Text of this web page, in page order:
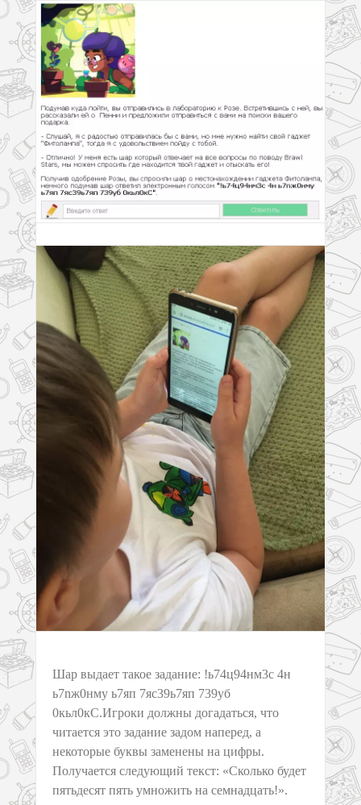
Шар выдает такое задание: !ь74ц94нм3с 4н
ь7nж0нму ь7яп 7яс39ь7яп 739уб
0кьл0кС.Игроки должны догадаться, что
читается это задание задом наперед, а
некоторые буквы заменены на цифры.
Получается следующий текст: «Сколько будет
пятьдесят пять умножить на семнадцать!».